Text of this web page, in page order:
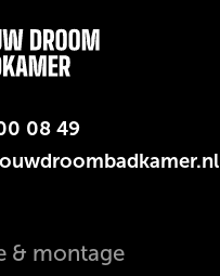
08 49
& montage